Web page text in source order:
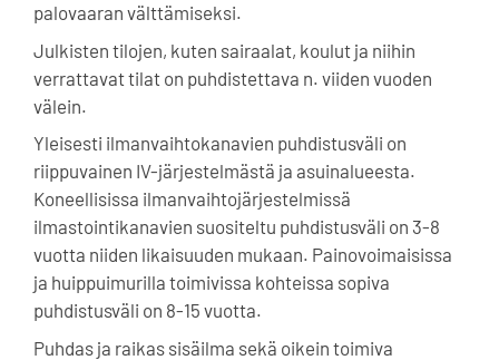
palovaaran välttämiseksi.
Julkisten tilojen, kuten sairaalat, koulut ja niihin
verrattavat tilat on puhdistettava n. viiden vuoden
välein.
Yleisesti ilmanvaihtokanavien puhdistusväli on
riippuvainen IV-järjestelmästä ja asuinalueesta.
Koneellisissa ilmanvaihtojärjestelmissä
ilmastointikanavien suositeltu puhdistusväli on 3-8
vuotta niiden likaisuuden mukaan. Painovoimaisissa
ja huippuimurilla toimivissa kohteissa sopiva
puhdistusväli on 8-15 vuotta.
Puhdas ja raikas sisäilma sekä oikein toimiva